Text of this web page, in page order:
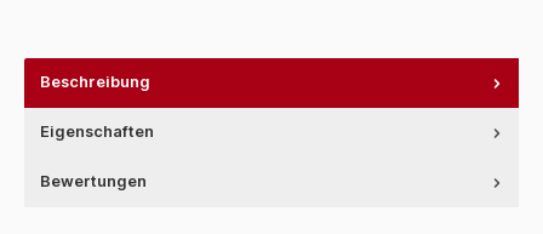
Beschreibung
Eigenschaften
Bewertungen